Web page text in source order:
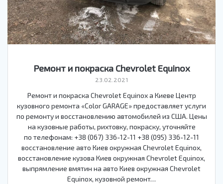
Ремонт и покраска Chevrolet Equinox
23.02.2021
Ремонт и покраска Chevrolet Equinox а Киеве Центр
кузовного ремонта «Color GARAGE» предоставляет услуги
по ремонту и восстановлению автомобилей из США. Цены
на кузовные работы, рихтовку, покраску, уточняйте
по телефонам: +38 (067) 336-12-11 +38 (095) 336-12-11
восстановление авто Киев окружная Chevrolet Equinox,
восстановление кузова Киев окружная Chevrolet Equinox,
выпрямление вмятин на авто Киев окружная Chevrolet
Equinox, кузовной ремонт…